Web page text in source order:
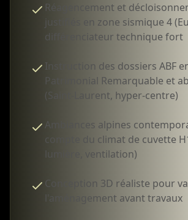
Réagencement et
justifiés en zone sismique 4
différenciateur technique fort
Instruction des dossiers ABF
Patrimonial Remarquable et
(Saint-Laurent, hyper-centre)
Ambiances alpines
compte du climat de cuvette
lumière, ventilation)
Conception 3D réaliste pour
l'aménagement avant travaux